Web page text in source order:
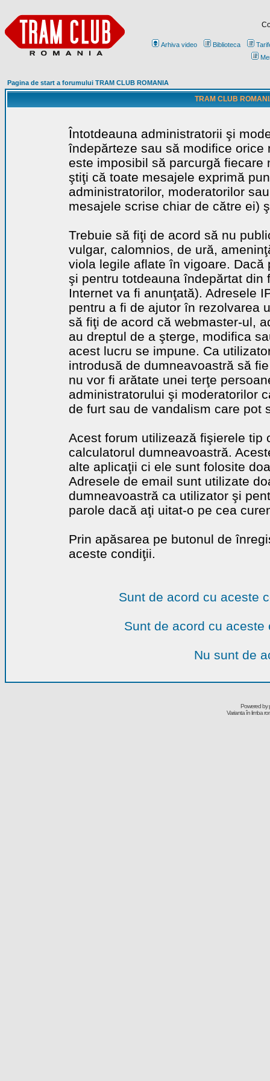
Arhiva video Biblioteca
Pagina de start a forumului TRAM CLUB ROMANIA
TRAM CLUB
Întotdeauna administratorii şi
îndepărteze sau să modifice
este imposibil să parcurgă
ştiţi că toate mesajele exprimă
administratorilor, moderatorilor
mesajele scrise chiar de către ei)
Trebuie să fiţi de acord să nu
vulgar, calomnios, de ură,
viola legile aflate în vigoare.
şi pentru totdeauna îndepărtat
Internet va fi anunţată). Adresele
pentru a fi de ajutor în rezolvarea
să fiţi de acord că webmaster-ul,
au dreptul de a şterge, modifica
acest lucru se impune. Ca
introdusă de dumneavoastră să
nu vor fi arătate unei terţe
administratorului şi moderatorilor
de furt sau de vandalism care pot
Acest forum utilizează fişierele tip
calculatorul dumneavoastră.
alte aplicaţii ci ele sunt folosite
Adresele de email sunt utilizate
dumneavoastră ca utilizator şi
parole dacă aţi uitat-o pe cea
Prin apăsarea pe butonul de
aceste condiţii.
Sunt de acord cu aceste
Sunt de acord cu
Nu sunt de
Powered by
Varianta în limba